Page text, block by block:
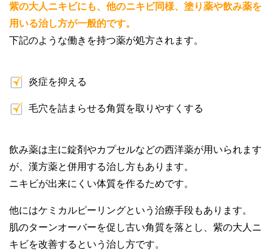
紫の大人ニキビにも、他のニキビ同様、塗り薬や飲み薬を
用いる治し方が一般的です。
下記のような働きを持つ薬が処方されます。
炎症を抑える
毛穴を詰まらせる角質を取りやすくする
飲み薬は主に錠剤やカプセルなどの西洋薬が用いられます
が、漢方薬と併用する治し方もあります。
ニキビが出来にくい体質を作るためです。
他にはケミカルピーリングという治療手段もあります。
肌のターンオーバーを促し古い角質を落とし、紫の大人ニ
キビを改善するという治し方です。